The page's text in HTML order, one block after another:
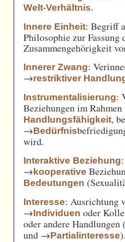
Welt-Verhältnis.
Innere Einheit: Begriff
Philosophie zur
Zusammengehörigkeit
Innerer Zwang:
→restriktiver
Instrumentalisierung:
Beziehungen im
Handlungsfähigkeit,
→Bedürfnis
wird.
Interaktive Beziehung
→kooperative
Bedeutungen
Interesse: Ausrichtung
→Individuen oder
oder andere
und →Partialinteresse